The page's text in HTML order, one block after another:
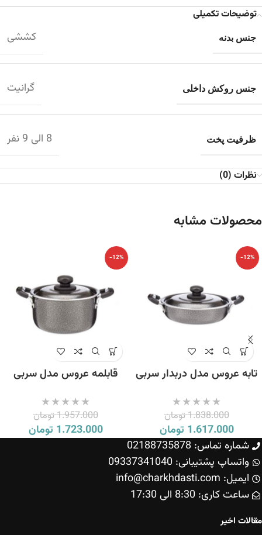
توضیحات تکمیلی
جنس بدنه کششی
جنس روکش داخلی گرانیت
ظرفیت پخت 8 الی 9 نفر
نظرات (0)
محصولات مشابه
-12%
تابه عروس مدل دربدار سربی
1.838.000تومان
1.617.000 تومان
-12%
قابلمه عروس مدل سربی
1.957.000تومان
1.723.000 تومان
شماره تماس: 02188735878
واتساپ پشتیبانی: 09337341040
ایمیل: info@charkhdasti.com
ساعت کاری: 8:30 الی 17:30
مقالات اخیر